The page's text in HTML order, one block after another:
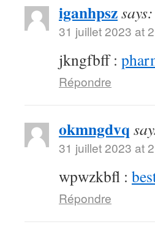
iganhpszsays:
31 juillet 2023 at
jkngfbff :
Répondre
okmngdvq
31 juillet 2023 at
wpwzkbfl :
Répondre